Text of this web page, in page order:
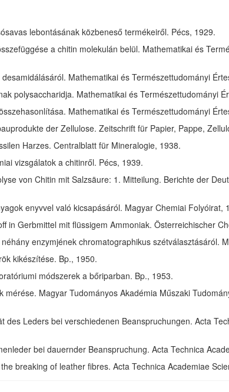
lebontásának közbeneső termékeiről. Pécs, 1929.
a chitin molekulán belül. Mathematikai és
Mathematikai és Természettudományi
polysaccharidja. Mathematikai és Természettudományi
Mathematikai és Természettudományi
der Zellulose. Zeitschrift für Papier, Pappe,
Harzes. Centralblatt für Mineralogie, 1938.
vizsgálatok a chitinről. Pécs, 1939.
von Chitin mit Salzsäure: 1. Mitteilung. Berichte der
enyvvel való kicsapásáról. Magyar Chemiai Folyóirat,
in Gerbmittel mit flüssigem Ammoniak. Österreichischer
enzymjének chromatographikus szétválasztásáról.
kikészítése. Bp., 1950.
módszerek a bőriparban. Bp., 1953.
mérése. Magyar Tudományos Akadémia Műszaki
des Leders bei verschiedenen Beanspruchungen. Acta
bei dauernder Beanspruchung. Acta Technica
breaking of leather fibres. Acta Technica Academiae